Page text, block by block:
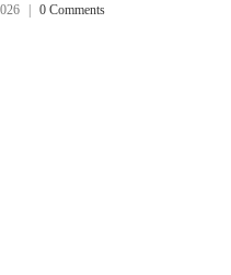
| 0 Comments